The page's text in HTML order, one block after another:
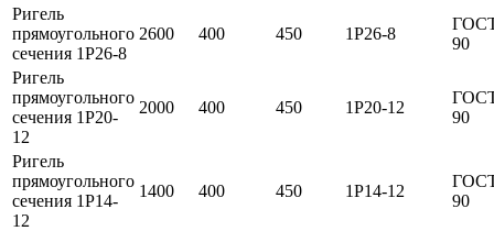
Ригель
прямоугольного
сечения 1Р26-8
2600 400 450 1Р26-8
90
Ригель
прямоугольного
сечения 1Р20-
12
2000 400 450 1Р20-12
90
Ригель
прямоугольного
сечения 1Р14-
12
1400 400 450 1Р14-12
90